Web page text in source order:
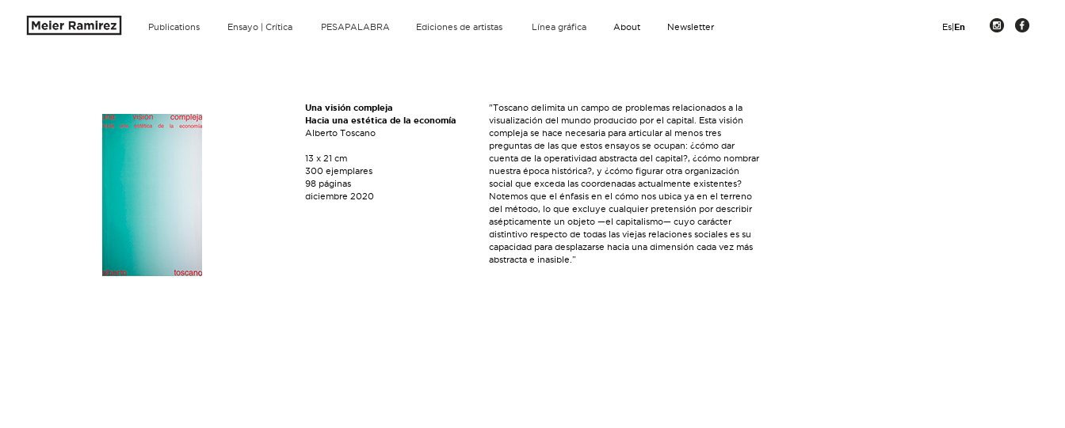
Publications Ensayo | Crítica PESAPALABRA Ediciones de artistas Línea gráfica About Newsletter Es|En
Una visión compleja
Hacia una estética de la economía
Alberto Toscano
13 x 21 cm
300 ejemplares
98 páginas
diciembre 2020
"Toscano delimita un campo de problemas relacionados a la
visualización del mundo producido por el capital. Esta visión
compleja se hace necesaria para articular al menos tres
preguntas de las que estos ensayos se ocupan: ¿cómo dar
cuenta de la operatividad abstracta del capital?, ¿cómo nombrar
nuestra época histórica?, y ¿cómo figurar otra organización
social que exceda las coordenadas actualmente existentes?
Notemos que el énfasis en el cómo nos ubica ya en el terreno
del método, lo que excluye cualquier pretensión por describir
asépticamente un objeto —el capitalismo— cuyo carácter
distintivo respecto de todas las viejas relaciones sociales es su
capacidad para desplazarse hacia una dimensión cada vez más
abstracta e inasible.”